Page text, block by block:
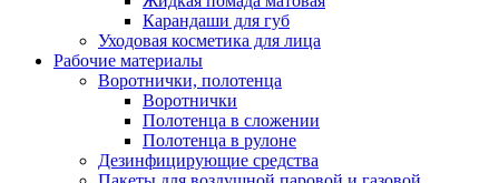
Карандаши для губ
Уходовая косметика для лица
Рабочие материалы
Воротнички, полотенца
Воротнички
Полотенца в сложении
Полотенца в рулоне
Дезинфицирующие средства